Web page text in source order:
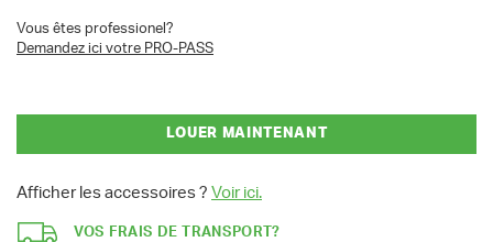
Vous êtes professionel?
Demandez ici votre PRO-PASS
LOUER MAINTENANT
Afficher les accessoires ? Voir ici.
VOS FRAIS DE TRANSPORT?